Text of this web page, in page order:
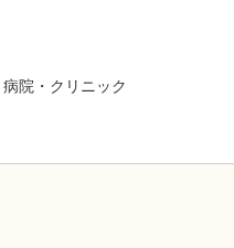
病院・クリニック